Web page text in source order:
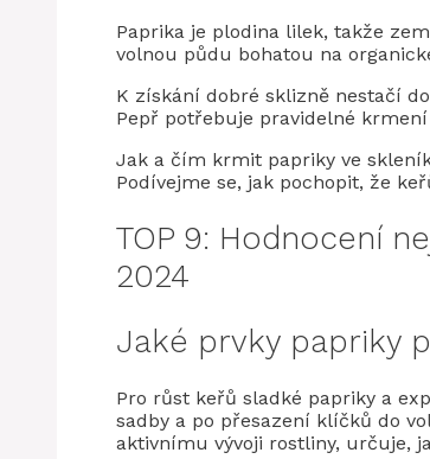
Paprika je plodina lilek, takže
volnou půdu bohatou na
K získání dobré sklizně nestačí
Pepř potřebuje pravidelné
Jak a čím krmit papriky ve
Podívejme se, jak pochopit, že
TOP 9: Hodnocení
2024
Jaké prvky papriky
Pro růst keřů sladké papriky a
sadby a po přesazení klíčků do
aktivnímu vývoji rostliny, určuje,